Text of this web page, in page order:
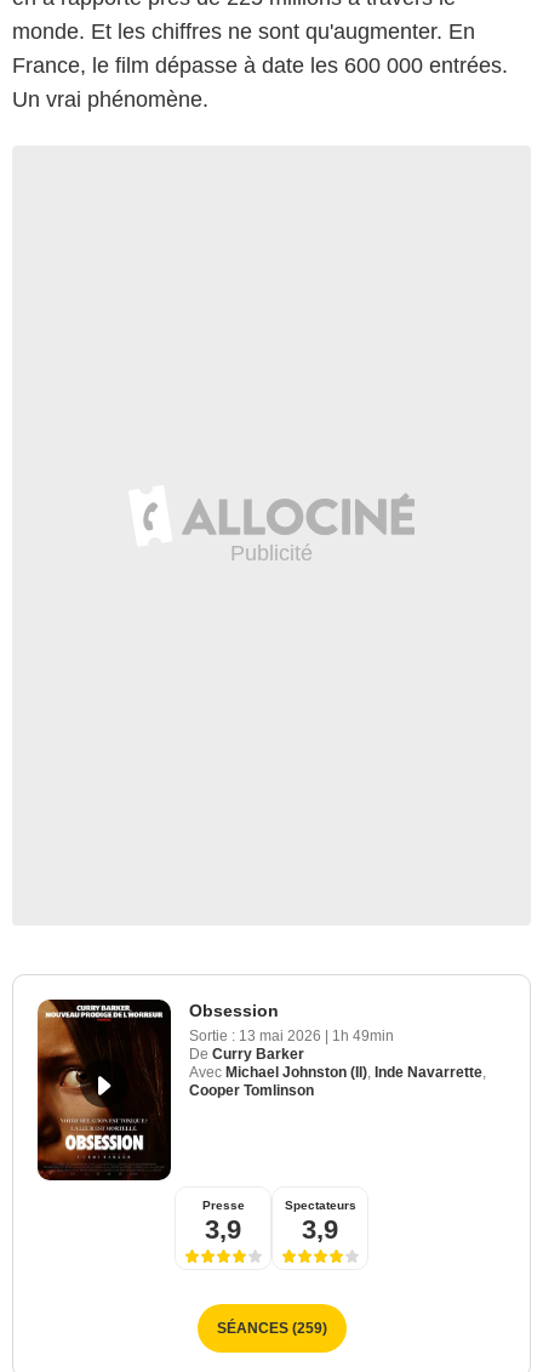
monde. Et les chiffres ne sont qu'augmenter. En
France, le film dépasse à date les 600 000 entrées.
Un vrai phénomène.
Obsession
Sortie : 13 mai 2026 | 1h 49min
De Curry Barker
Avec Michael Johnston (II) Inde Navarrette
Cooper Tomlinson
Presse
3,9
Spectateurs
3,9
SÉANCES (259)